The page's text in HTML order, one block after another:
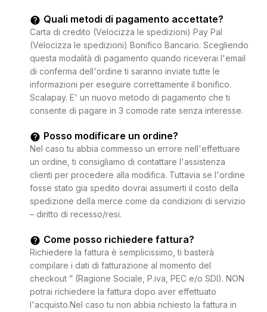
Quali metodi di pagamento accettate?
Carta di credito (Velocizza le spedizioni) Pay Pal
(Velocizza le spedizioni) Bonifico Bancario. Scegliendo
questa modalità di pagamento quando riceverai l'email
di conferma dell'ordine ti saranno inviate tutte le
informazioni per eseguire correttamente il bonifico.
Scalapay. E' un nuovo metodo di pagamento che ti
consente di pagare in 3 comode rate senza interesse.
Posso modificare un ordine?
Nel caso tu abbia commesso un errore nell'effettuare
un ordine, ti consigliamo di contattare l'assistenza
clienti per procedere alla modifica. Tuttavia se l'ordine
fosse stato gia spedito dovrai assumerti il costo della
spedizione della merce come da condizioni di servizio
– diritto di recesso/resi.
Come posso richiedere fattura?
Richiedere la fattura è semplicissimo, ti basterà
compilare i dati di fatturazione al momento del
checkout ” (Ragione Sociale, P.iva, PEC e/o SDI). NON
potrai richiedere la fattura dopo aver effettuato
l'acquisto.Nel caso tu non abbia richiesto la fattura in